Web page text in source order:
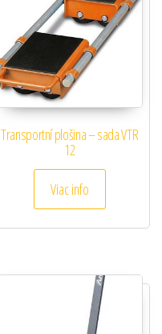
Transportní plošina – sada VTR
12
Viac info